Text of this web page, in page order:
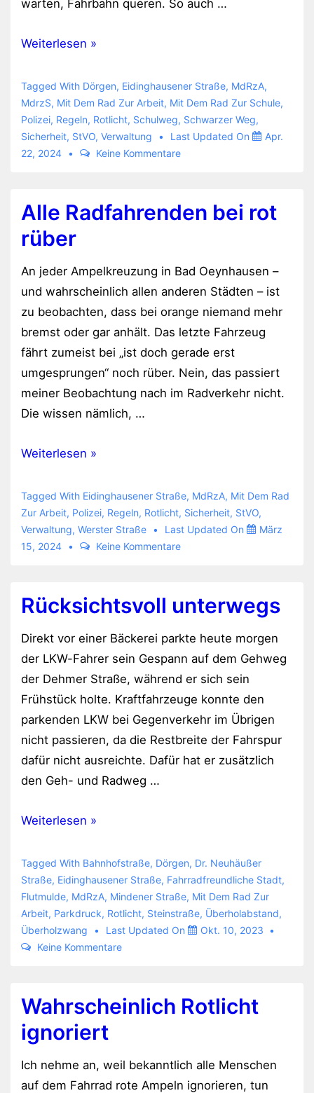
warten, Fahrbahn queren. So auch …
Was
mich
die
rote
Ampel?
Weiterlesen »
Tagged With Dörgen, Eidinghausener Straße, MdRzA,
MdrzS, Mit Dem Rad Zur Arbeit, Mit Dem Rad Zur Schule,
Polizei, Regeln, Rotlicht, Schulweg, Schwarzer Weg,
Sicherheit, StVO, Verwaltung Last Updated On
Apr.
22, 2024
Keine Kommentare
Alle Radfahrenden bei rot
rüber
An jeder Ampelkreuzung in Bad Oeynhausen –
und wahrscheinlich allen anderen Städten – ist
zu beobachten, dass bei orange niemand mehr
bremst oder gar anhält. Das letzte Fahrzeug
fährt zumeist bei „ist doch gerade erst
umgesprungen“ noch rüber. Nein, das passiert
meiner Beobachtung nach im Radverkehr nicht.
Die wissen nämlich, …
Alle
bei
rot
rüber
Weiterlesen »
Tagged With Eidinghausener Straße, MdRzA, Mit Dem Rad
Zur Arbeit, Polizei, Regeln, Rotlicht, Sicherheit, StVO,
Verwaltung, Werster Straße Last Updated On
März
15, 2024
Keine Kommentare
Rücksichtsvoll unterwegs
Direkt vor einer Bäckerei parkte heute morgen
der LKW-Fahrer sein Gespann auf dem Gehweg
der Dehmer Straße, während er sich sein
Frühstück holte. Kraftfahrzeuge konnte den
parkenden LKW bei Gegenverkehr im Übrigen
nicht passieren, da die Restbreite der Fahrspur
dafür nicht ausreichte. Dafür hat er zusätzlich
den Geh- und Radweg …
Rücksichtsvoll
Weiterlesen »
Tagged With Bahnhofstraße, Dörgen, Dr. Neuhäußer
Straße, Eidinghausener Straße, Fahrradfreundliche Stadt,
Flutmulde, MdRzA, Mindener Straße, Mit Dem Rad Zur
Arbeit, Parkdruck, Rotlicht, Steinstraße, Überholabstand,
Überholzwang
Last Updated On
Okt. 10, 2023
Keine Kommentare
Wahrscheinlich Rotlicht
ignoriert
Ich nehme an, weil bekanntlich alle Menschen
auf dem Fahrrad rote Ampeln ignorieren, tun